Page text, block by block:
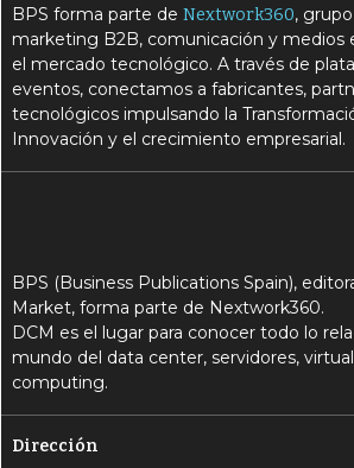
BPS forma parte deNextwork360,
marketing B2B, comunicación y medios
el mercado tecnológico. A través de
eventos, conectamos a fabricantes,
tecnológicos impulsando la
Innovación y el crecimiento empresarial.
BPS (Business Publications Spain),
Market, forma parte de Nextwork360.
DCM es el lugar para conocer todo lo
mundo del data center, servidores,
computing.
Dirección